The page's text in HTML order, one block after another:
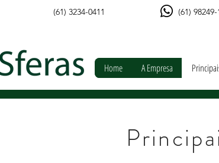
(61) 3234-0411 (61)
Home A Empresa